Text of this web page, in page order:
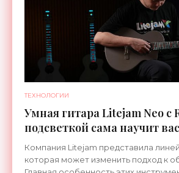
ТЕХНОЛОГИИ
Умная гитара Litejam Neo с
подсветкой сама научит
«Гаджеты»
Компания Litejam представила
которая может изменить подход к